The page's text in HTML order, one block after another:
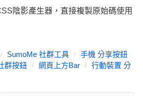
陰影產生器，直接複製原始碼使用
SumoMe 社群工具
手機 分享按鈕
群按鈕 網頁上方Bar
行動裝置 分